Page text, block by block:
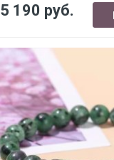
5 190 руб.